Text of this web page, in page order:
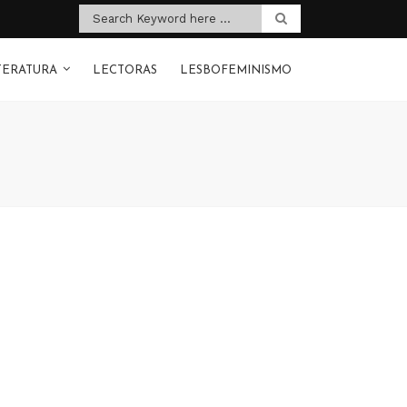
LECTORAS LESBOFEMINISMO